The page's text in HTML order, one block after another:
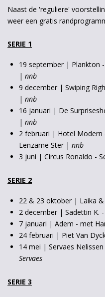
Naast de 'reguliere'
weer een gratis
SERIE 1
19 september | Plankton
|nnb
9 december | Swiping
|nnb
16 januari | De
|nnb
2 februari | Hotel Modern
Eenzame Ster |nnb
3 juni | Circus Ronaldo -
SERIE 2
22 & 23 oktober | Laika
2 december | Sadettin K.
7 januari | Adem - met
24 februari | Piet Van
14 mei | Servaes
Servaes
SERIE 3